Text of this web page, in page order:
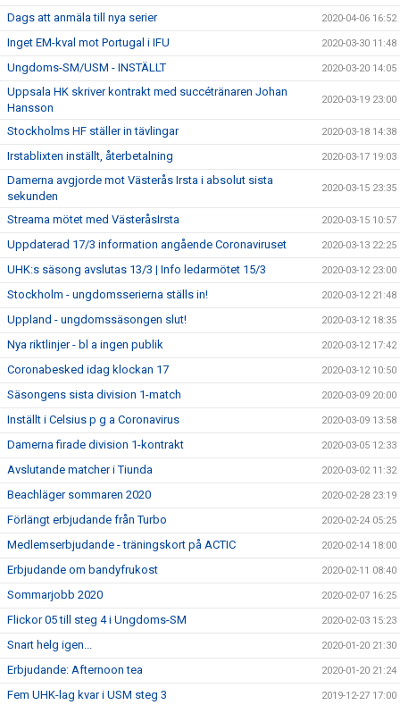
Dags att anmäla till nya serier 2020-04-06 16:52
Inget EM-kval mot Portugal i IFU 2020-03-30 11:48
Ungdoms-SM/USM - INSTÄLLT 2020-03-20 14:05
Uppsala HK skriver kontrakt med succétränaren Johan
Hansson
2020-03-19 23:00
Stockholms HF ställer in tävlingar 2020-03-18 14:38
Irstablixten inställt, återbetalning 2020-03-17 19:03
Damerna avgjorde mot Västerås Irsta i absolut sista
sekunden
2020-03-15 23:35
Streama mötet med VästeråsIrsta 2020-03-15 10:57
Uppdaterad 17/3 information angående Coronaviruset 2020-03-13 22:25
UHK:s säsong avslutas 13/3 | Info ledarmötet 15/3 2020-03-12 23:00
Stockholm - ungdomsserierna ställs in! 2020-03-12 21:48
Uppland - ungdomssäsongen slut! 2020-03-12 18:35
Nya riktlinjer - bl a ingen publik 2020-03-12 17:42
Coronabesked idag klockan 17 2020-03-12 10:50
Säsongens sista division 1-match 2020-03-09 20:00
Inställt i Celsius p g a Coronavirus 2020-03-09 13:58
Damerna firade division 1-kontrakt 2020-03-05 12:33
Avslutande matcher i Tiunda 2020-03-02 11:32
Beachläger sommaren 2020 2020-02-28 23:19
Förlängt erbjudande från Turbo 2020-02-24 05:25
Medlemserbjudande - träningskort på ACTIC 2020-02-14 18:00
Erbjudande om bandyfrukost 2020-02-11 08:40
Sommarjobb 2020 2020-02-07 16:25
Flickor 05 till steg 4 i Ungdoms-SM 2020-02-03 15:23
Snart helg igen... 2020-01-20 21:30
Erbjudande: Afternoon tea 2020-01-20 21:24
Fem UHK-lag kvar i USM steg 3 2019-12-27 17:00